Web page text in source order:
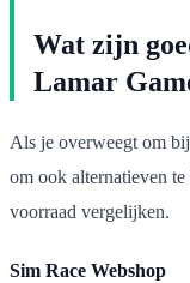
Wat zijn
Lamar
Als je overweegt om
om ook alternatieven
voorraad vergelijken.
Sim Race Webshop